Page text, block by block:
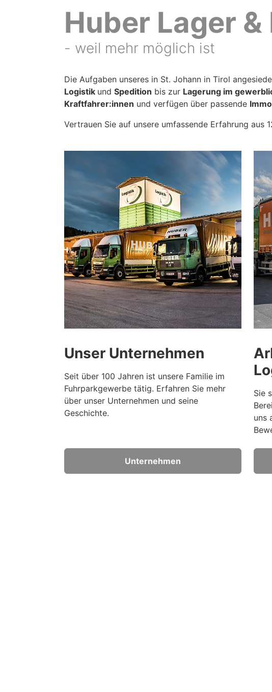
Huber Lager
- weil mehr möglich ist
Die Aufgaben unseres in St. Johann in Tirol
Logistik und Spedition bis zur Lagerung im
Kraftfahrer:innen und verfügen über passende
Vertrauen Sie auf unsere umfassende Erfahrung
Unser Unternehmen
Seit über 100 Jahren ist unsere Familie im
Fuhrparkgewerbe tätig. Erfahren Sie mehr
über unser Unternehmen und seine
Geschichte.
Unternehmen
Sie
uns